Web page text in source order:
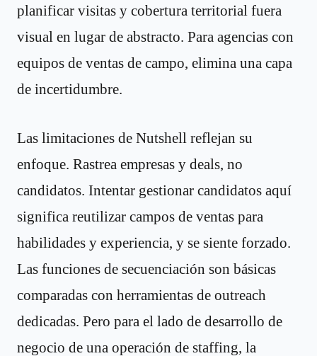
planificar visitas y cobertura territorial fuera
visual en lugar de abstracto. Para agencias con
equipos de ventas de campo, elimina una capa
de incertidumbre.
Las limitaciones de Nutshell reflejan su
enfoque. Rastrea empresas y deals, no
candidatos. Intentar gestionar candidatos aquí
significa reutilizar campos de ventas para
habilidades y experiencia, y se siente forzado.
Las funciones de secuenciación son básicas
comparadas con herramientas de outreach
dedicadas. Pero para el lado de desarrollo de
negocio de una operación de staffing, la